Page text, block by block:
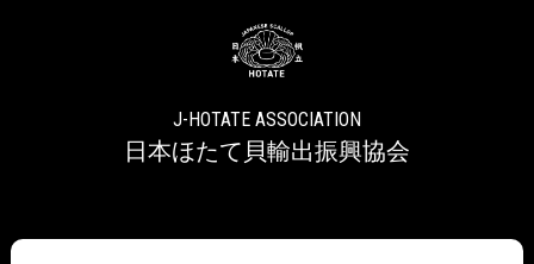
J-HOTATE ASSOCIATION
日本ほたて貝輸出振興協会